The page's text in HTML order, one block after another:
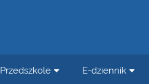
Przedszkole E-dziennik